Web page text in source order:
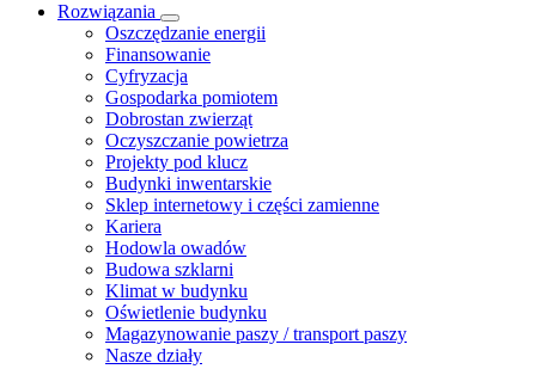
Rozwiązania
​Oszczędzanie energii
Finansowanie
Cyfryzacja
Gospodarka pomiotem
Dobrostan zwierząt
Oczyszczanie powietrza
Projekty pod klucz
Budynki inwentarskie
Sklep internetowy i części zamienne
Kariera
Hodowla owadów
Budowa szklarni
Klimat w budynku
Oświetlenie budynku
Magazynowanie paszy / transport paszy
Nasze działy